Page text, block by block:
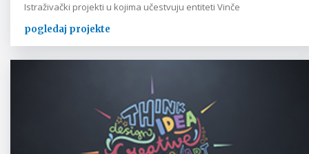
Istraživački projekti u kojima učestvuju entiteti Vinče
pogledaj projekte